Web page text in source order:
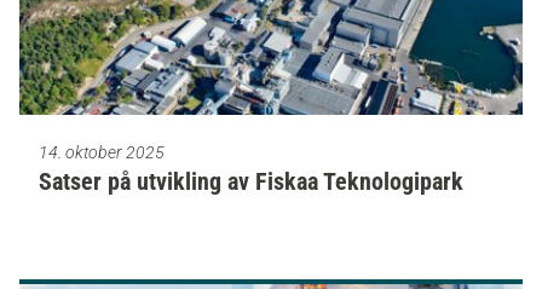
14. oktober 2025
Satser på utvikling av Fiskaa Teknologipark